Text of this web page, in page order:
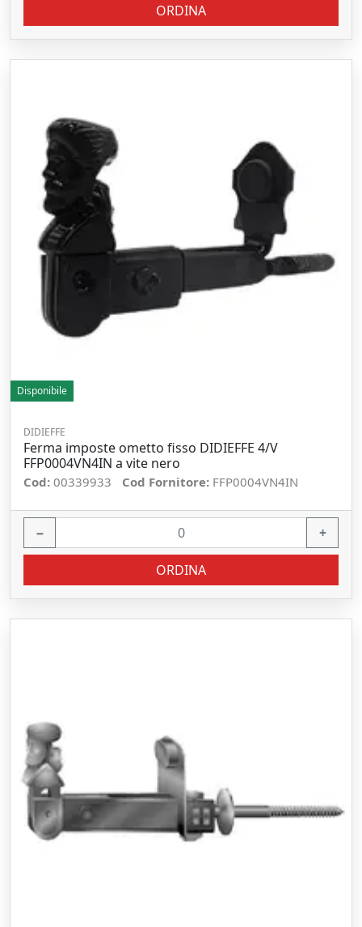
ORDINA
Disponibile
DIDIEFFE
Ferma imposte ometto fisso DIDIEFFE 4/V
FFP0004VN4IN a vite nero
Cod: 00339933 Cod Fornitore: FFP0004VN4IN
− +
ORDINA